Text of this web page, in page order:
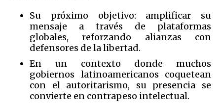
Su próximo objetivo: amplificar su
mensaje a través de plataformas
globales, reforzando alianzas con
defensores de la libertad.
En un contexto donde muchos
gobiernos latinoamericanos coquetean
con el autoritarismo, su presencia se
convierte en contrapeso intelectual.